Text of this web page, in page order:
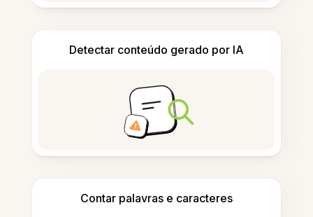
Detectar conteúdo gerado por IA
Contar palavras e caracteres